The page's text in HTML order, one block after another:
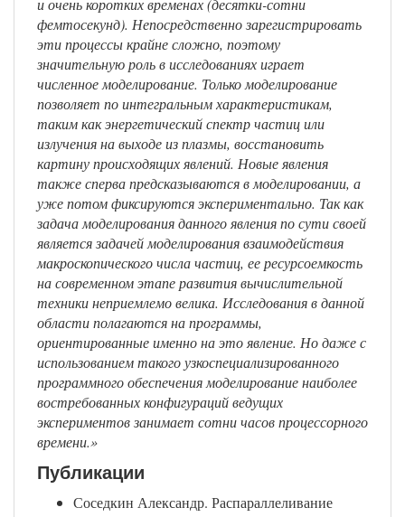
и очень коротких временах (десятки-сотни
фемтосекунд). Непосредственно зарегистрировать
эти процессы крайне сложно, поэтому
значительную роль в исследованиях играет
численное моделирование. Только моделирование
позволяет по интегральным характеристикам,
таким как энергетический спектр частиц или
излучения на выходе из плазмы, восстановить
картину происходящих явлений. Новые явления
также сперва предсказываются в моделировании, а
уже потом фиксируются экспериментально. Так как
задача моделирования данного явления по сути своей
является задачей моделирования взаимодействия
макроскопического числа частиц, ее ресурсоемкость
на современном этапе развития вычислительной
техники неприемлемо велика. Исследования в данной
области полагаются на программы,
ориентированные именно на это явление. Но даже с
использованием такого узкоспециализированного
программного обеспечения моделирование наиболее
востребованных конфигураций ведущих
экспериментов занимает сотни часов процессорного
времени.»
Публикации
Соседкин Александр. Распараллеливание